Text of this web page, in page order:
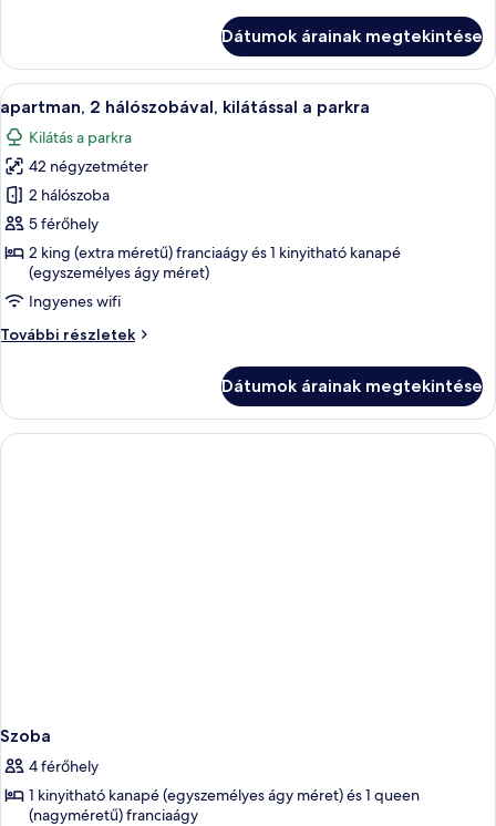
Szoba
erkéllyel
(2+2)
kilátással
parkra,
Szoba
erkéllyel
(2+2)
további
részletei
Dátumok árainak megtekintése
A
következő
szoba
összes
képének
megtekintése:
apartman,
hálószobával,
kilátással
a
Egy modern hálószoba, amelyben
7
apartman, 2 hálószobával, kilátással a parkra
Kilátás a parkra
42 négyzetméter
2 hálószoba
5 férőhely
2 king (extra méretű) franciaágy és 1 kinyitható kanapé
(egyszemélyes ágy méret)
Ingyenes wifi
További részletek
apartman,
a
parkra
további
Dátumok árainak megtekintése
Szoba
4 férőhely
1 kinyitható kanapé (egyszemélyes ágy méret) és 1 queen
(nagyméretű) franciaágy